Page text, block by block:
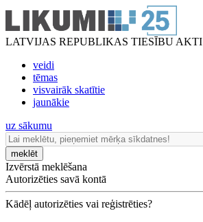
LATVIJAS REPUBLIKAS TIESĪBU AKTI
veidi
tēmas
visvairāk skatītie
jaunākie
uz sākumu
meklēt
Izvērstā meklēšana
Autorizēties savā kontā
Kādēļ autorizēties vai reģistrēties?